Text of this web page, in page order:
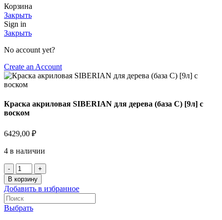
Корзина
Закрыть
Sign in
Закрыть
No account yet?
Create an Account
Краска акриловая SIBERIAN для дерева (база С) [9л] с
воском
6429,00 ₽
4 в наличии
В корзину
Добавить в избранное
Выбрать